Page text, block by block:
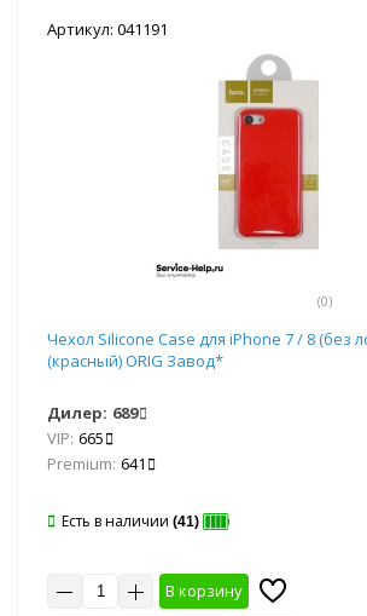
Артикул: 041191
(0)
Чехол Silicone Case для iPhone 7 / 8 (без
(красный) ORIG Завод*
Дилер: 689
VIP: 665
Premium: 641
Есть в наличии (41)
В корзину